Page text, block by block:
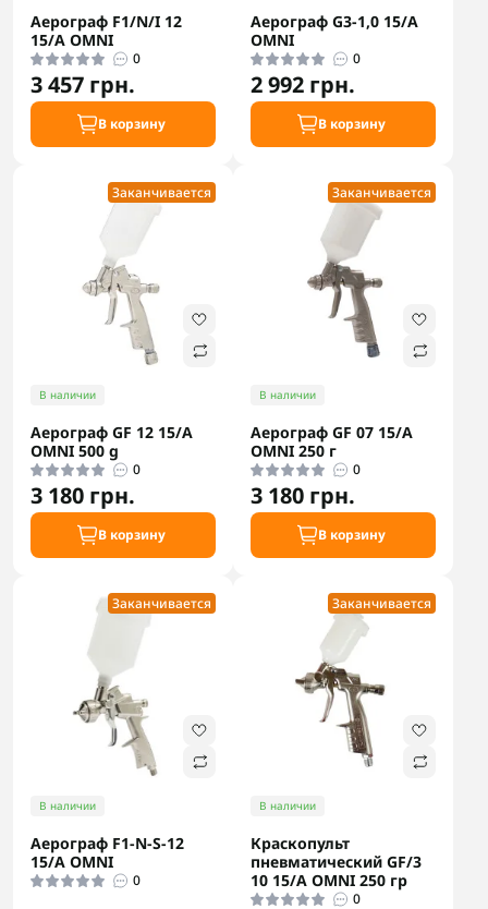
Аерограф F1/N/I 12
15/A OMNI
0
3 457 грн.
В корзину
Аерограф G3-1,0 15/A
OMNI
0
2 992 грн.
В корзину
Заканчивается
В наличии
Аерограф GF 12 15/A
OMNI 500 g
0
3 180 грн.
В корзину
Заканчивается
В наличии
Аерограф GF 07 15/A
OMNI 250 г
0
3 180 грн.
В корзину
Заканчивается
В наличии
Аерограф F1-N-S-12
15/A OMNI
0
Заканчивается
В наличии
Краскопульт
пневматический GF/3
10 15/A OMNI 250 гр
0